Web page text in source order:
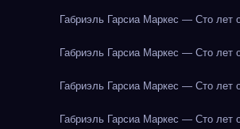
Габриэль Гарсиа Маркес — Сто лет
Габриэль Гарсиа Маркес — Сто лет
Габриэль Гарсиа Маркес — Сто лет
Габриэль Гарсиа Маркес — Сто лет